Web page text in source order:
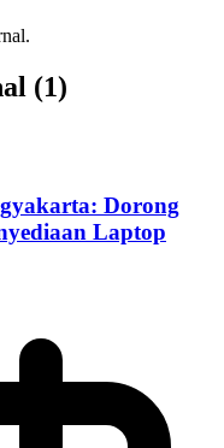
(1)
Dorong
Laptop